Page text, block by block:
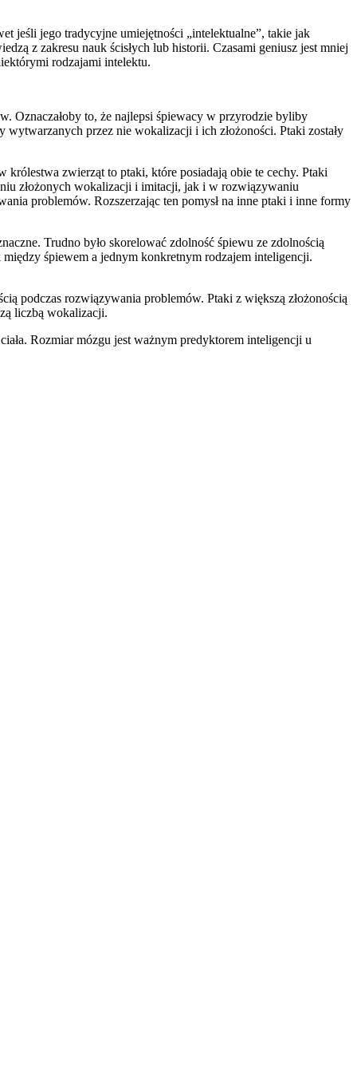
jeśli jego tradycyjne umiejętności „intelektualne”, takie jak
z zakresu nauk ścisłych lub historii. Czasami geniusz jest mniej
rodzajami intelektu.
Oznaczałoby to, że najlepsi śpiewacy w przyrodzie byliby
przez nie wokalizacji i ich złożoności. Ptaki zostały
zwierząt to ptaki, które posiadają obie te cechy. Ptaki
złożonych wokalizacji i imitacji, jak i w rozwiązywaniu
problemów. Rozszerzając ten pomysł na inne ptaki i inne formy
Trudno było skorelować zdolność śpiewu ze zdolnością
śpiewem a jednym konkretnym rodzajem inteligencji.
podczas rozwiązywania problemów. Ptaki z większą złożonością
liczbą wokalizacji.
Rozmiar mózgu jest ważnym predyktorem inteligencji u